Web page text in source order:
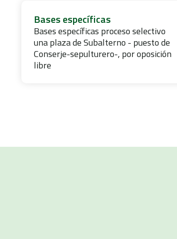
Bases específicas
Bases específicas proceso selectivo
una plaza de Subalterno - puesto de
Conserje-sepulturero-, por oposición
libre